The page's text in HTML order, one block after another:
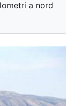
a nord